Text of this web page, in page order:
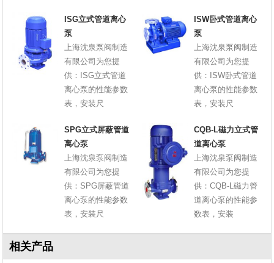
ISG立式管道离心
泵
上海沈泉泵阀制造
有限公司为您提
供：ISG立式管道
离心泵的性能参数
表，安装尺
ISW卧式管道离心
泵
上海沈泉泵阀制造
有限公司为您提
供：ISW卧式管道
离心泵的性能参数
表，安装尺
SPG立式屏蔽管道
离心泵
上海沈泉泵阀制造
有限公司为您提
供：SPG屏蔽管道
离心泵的性能参数
表，安装尺
CQB-L磁力立式管
道离心泵
上海沈泉泵阀制造
有限公司为您提
供：CQB-L磁力管
道离心泵的性能参
数表，安装
相关产品